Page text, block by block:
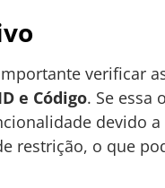
verificar
e Código. Se essa
devido
restrição, o que